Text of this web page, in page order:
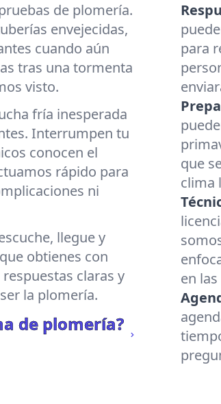
de plomería.
envejecidas,
cuando aún
tras una tormenta
visto.
fría inesperada
Interrumpen tu
conocen el
rápido para
ni
llegue y
obtienes con
claras y
la plomería.
de plomería?
para
que
clima
en